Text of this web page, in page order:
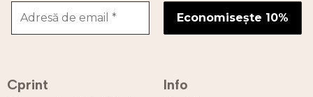
Cprint Info